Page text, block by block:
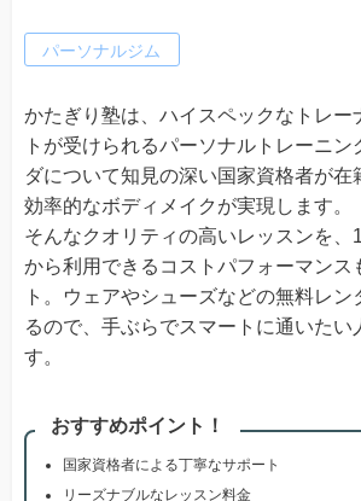
パーソナルジム
かたぎり塾は、ハイスペックなトレー
トが受けられるパーソナルトレーニン
ダについて知見の深い国家資格者が在
効率的なボディメイクが実現します。
そんなクオリティの高いレッスンを、
から利用できるコストパフォーマンス
ト。ウェアやシューズなどの無料レン
るので、手ぶらでスマートに通いたい
す。
おすすめポイント！
国家資格者による丁寧なサポート
リーズナブルなレッスン料金